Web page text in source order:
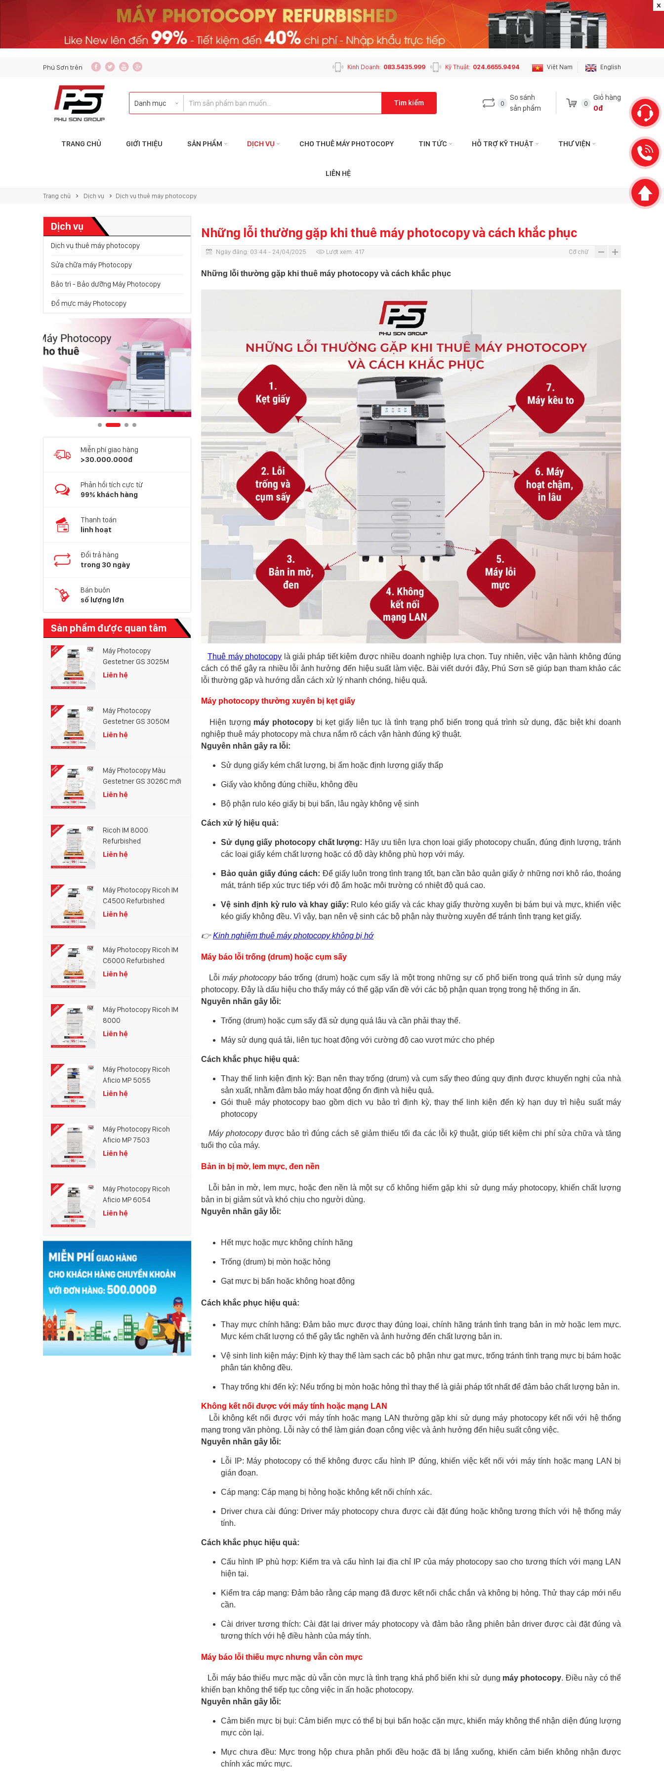
Phú Sơn trên Việt Nam English
Kỹ Thuật: 024.6655.9494
Kinh Doanh: 083.5435.999
Tìm kiếm 0
So sánh
sản phẩm
0
Giỏ hàng
0đ
TRANG CHỦ GIỚI THIỆU SẢN PHẨM DỊCH VỤ CHO THUÊ MÁY PHOTOCOPY TIN TỨC HỖ TRỢ KỸ THUẬT THƯ VIỆN
LIÊN HỆ
Trang chủ Dịch vụ Dịch vụ thuê máy photocopy
Dịch vụ
Dịch vụ thuê máy photocopy
Sửa chữa máy Photocopy
Bảo trì - Bảo dưỡng Máy Photocopy
Đổ mực máy Photocopy
Miễn phí giao hàng
>30.000.000đ
Phản hồi tích cực từ
99% khách hàng
Thanh toán
linh hoạt
Đổi trả hàng
trong 30 ngày
Bán buôn
số lượng lớn
Sản phẩm được quan tâm
Máy Photocopy
Gestetner GS 3025M
Liên hệ
Máy Photocopy
Gestetner GS 3050M
Liên hệ
Máy Photocopy Màu
Gestetner GS 3026C mới
100%
Liên hệ
Ricoh IM 8000
Refurbished
Liên hệ
Máy Photocopy Ricoh IM
C4500 Refurbished
Liên hệ
Máy Photocopy Ricoh IM
C6000 Refurbished
Liên hệ
Máy Photocopy Ricoh IM
8000
Liên hệ
Máy Photocopy Ricoh
Aficio MP 5055
Liên hệ
Máy Photocopy Ricoh
Aficio MP 7503
Liên hệ
Máy Photocopy Ricoh
Aficio MP 6054
Liên hệ
Những lỗi thường gặp khi thuê máy photocopy và cách khắc phục
Ngày đăng: 03:44 - 24/04/2025 Lượt xem: 417 Cỡ chữ
Những lỗi thường gặp khi thuê máy photocopy và cách khắc phục
Thuê máy photocopy là giải pháp tiết kiệm được nhiều doanh nghiệp lựa chọn. Tuy nhiên, việc vận hành không đúng
cách có thể gây ra nhiều lỗi ảnh hưởng đến hiệu suất làm việc. Bài viết dưới đây, Phú Sơn sẽ giúp bạn tham khảo các
lỗi thường gặp và hướng dẫn cách xử lý nhanh chóng, hiệu quả.
Máy photocopy thường xuyên bị kẹt giấy
Hiện tượng máy photocopy bị kẹt giấy liên tục là tình trạng phổ biến trong quá trình sử dụng, đặc biệt khi doanh
nghiệp thuê máy photocopy mà chưa nắm rõ cách vận hành đúng kỹ thuật.
Nguyên nhân gây ra lỗi:
Sử dụng giấy kém chất lượng, bị ẩm hoặc định lượng giấy thấp
Giấy vào không đúng chiều, không đều
Bộ phận rulo kéo giấy bị bụi bẩn, lâu ngày không vệ sinh
Cách xử lý hiệu quả:
Sử dụng giấy photocopy chất lượng: Hãy ưu tiên lựa chọn loại giấy photocopy chuẩn, đúng định lượng, tránh
các loại giấy kém chất lượng hoặc có độ dày không phù hợp với máy.
Bảo quản giấy đúng cách: Để giấy luôn trong tình trạng tốt, bạn cần bảo quản giấy ở những nơi khô ráo, thoáng
mát, tránh tiếp xúc trực tiếp với độ ẩm hoặc môi trường có nhiệt độ quá cao.
Vệ sinh định kỳ rulo và khay giấy: Rulo kéo giấy và các khay giấy thường xuyên bị bám bụi và mực, khiến việc
kéo giấy không đều. Vì vậy, bạn nên vệ sinh các bộ phận này thường xuyên để tránh tình trạng kẹt giấy.
👉 Kinh nghiệm thuê máy photocopy không bị hớ
Máy báo lỗi trống (drum) hoặc cụm sấy
Lỗi máy photocopybáo trống (drum) hoặc cụm sấy là một trong những sự cố phổ biến trong quá trình sử dụng máy
photocopy. Đây là dấu hiệu cho thấy máy có thể gặp vấn đề với các bộ phận quan trọng trong hệ thống in ấn.
Nguyên nhân gây lỗi:
Trống (drum) hoặc cụm sấy đã sử dụng quá lâu và cần phải thay thế.
Máy sử dụng quá tải, liên tục hoạt động với cường độ cao vượt mức cho phép
Cách khắc phục hiệu quả:
Thay thế linh kiện định kỳ: Bạn nên thay trống (drum) và cụm sấy theo đúng quy định được khuyến nghị của nhà
sản xuất, nhằm đảm bảo máy hoạt động ổn định và hiệu quả.
Gói thuê máy photocopy bao gồm dịch vụ bảo trì định kỳ, thay thế linh kiện đến kỳ hạn duy trì hiệu suất máy
photocopy
Máy photocopyđược bảo trì đúng cách sẽ giảm thiểu tối đa các lỗi kỹ thuật, giúp tiết kiệm chi phí sửa chữa và tăng
tuổi thọ của máy.
Bản in bị mờ, lem mực, đen nền
Lỗi bản in mờ, lem mực, hoặc đen nền là một sự cố không hiếm gặp khi sử dụng máy photocopy, khiến chất lượng
bản in bị giảm sút và khó chịu cho người dùng.
Nguyên nhân gây lỗi:
Hết mực hoặc mực không chính hãng
Trống (drum) bị mòn hoặc hỏng
Gạt mực bị bẩn hoặc không hoạt động
Cách khắc phục hiệu quả:
Thay mực chính hãng: Đảm bảo mực được thay đúng loại, chính hãng tránh tình trạng bản in mờ hoặc lem mực.
Mực kém chất lượng có thể gây tắc nghẽn và ảnh hưởng đến chất lượng bản in.
Vệ sinh linh kiện máy: Định kỳ thay thế làm sạch các bộ phận như gạt mực, trống tránh tình trạng mực bị bám hoặc
phân tán không đều.
Thay trống khi đến kỳ: Nếu trống bị mòn hoặc hỏng thì thay thế là giải pháp tốt nhất để đảm bảo chất lượng bản in.
Không kết nối được với máy tính hoặc mạng LAN
Lỗi không kết nối được với máy tính hoặc mạng LAN thường gặp khi sử dụng máy photocopy kết nối với hệ thống
mạng trong văn phòng. Lỗi này có thể làm gián đoạn công việc và ảnh hưởng đến hiệu suất công việc.
Nguyên nhân gây lỗi:
Lỗi IP: Máy photocopy có thể không được cấu hình IP đúng, khiến việc kết nối với máy tính hoặc mạng LAN bị
gián đoạn.
Cáp mạng: Cáp mạng bị hỏng hoặc không kết nối chính xác.
Driver chưa cài đúng: Driver máy photocopy chưa được cài đặt đúng hoặc không tương thích với hệ thống máy
tính.
Cách khắc phục hiệu quả:
Cấu hình IP phù hợp: Kiểm tra và cấu hình lại địa chỉ IP của máy photocopy sao cho tương thích với mạng LAN
hiện tại.
Kiểm tra cáp mạng: Đảm bảo rằng cáp mạng đã được kết nối chắc chắn và không bị hỏng. Thử thay cáp mới nếu
cần.
Cài driver tương thích: Cài đặt lại driver máy photocopy và đảm bảo rằng phiên bản driver được cài đặt đúng và
tương thích với hệ điều hành của máy tính.
Máy báo lỗi thiếu mực nhưng vẫn còn mực
Lỗi máy báo thiếu mực mặc dù vẫn còn mực là tình trạng khá phổ biến khi sử dụng máy photocopy. Điều này có thể
khiến bạn không thể tiếp tục công việc in ấn hoặc photocopy.
Nguyên nhân gây lỗi:
Cảm biến mực bị bụi: Cảm biến mực có thể bị bụi bẩn hoặc cặn mực, khiến máy không thể nhận diện đúng lượng
mực còn lại.
Mực chưa đều: Mực trong hộp chưa phân phối đều hoặc đã bị lắng xuống, khiến cảm biến không nhận được
chính xác mức mực.
KINH DOANH
083.5435.999
hotro.copierphuson@gmail.com